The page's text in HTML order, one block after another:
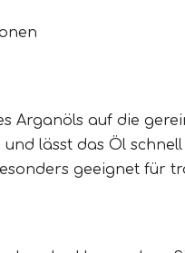
Arganöls auf die
lässt das Öl
geeignet